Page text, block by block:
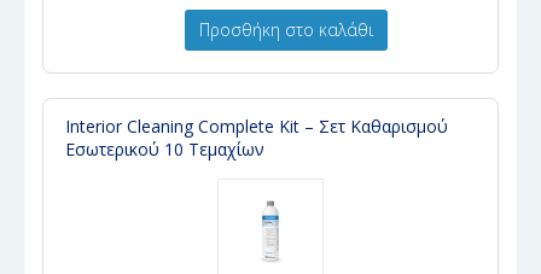
Προσθήκη στο καλάθι
Interior Cleaning Complete Kit – Σετ Καθαρισμού
Εσωτερικού 10 Τεμαχίων